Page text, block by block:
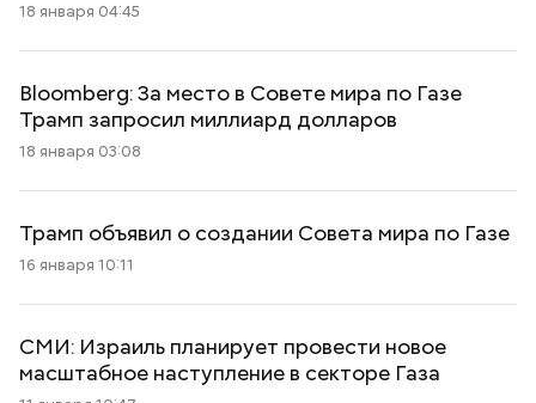
18 января 04:45
Bloomberg: За место в Совете мира по Газе
Трамп запросил миллиард долларов
18 января 03:08
Трамп объявил о создании Совета мира по Газе
16 января 10:11
СМИ: Израиль планирует провести новое
масштабное наступление в секторе Газа